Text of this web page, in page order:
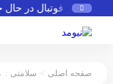
فوتبال در حال
صفحه اصلی > سلامتی :